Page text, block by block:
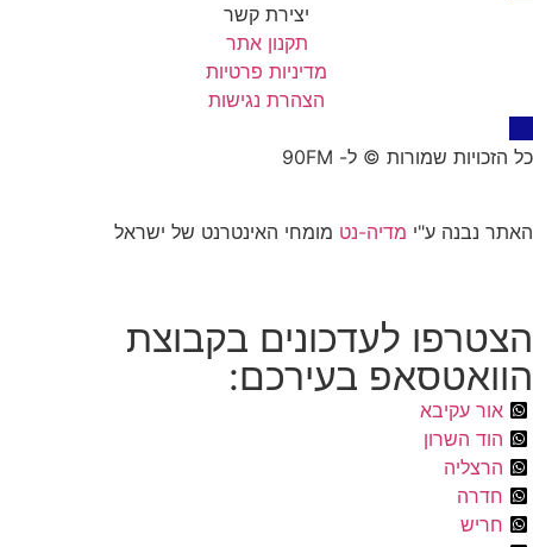
יצירת קשר
תקנון אתר
מדיניות פרטיות
הצהרת נגישות
כל הזכויות שמורות © ל- 90FM
האתר נבנה ע"י מדיה-נט מומחי האינטרנט של ישראל
הצטרפו לעדכונים בקבוצת
הוואטסאפ בעירכם:
אור עקיבא
הוד השרון
הרצליה
חדרה
חריש